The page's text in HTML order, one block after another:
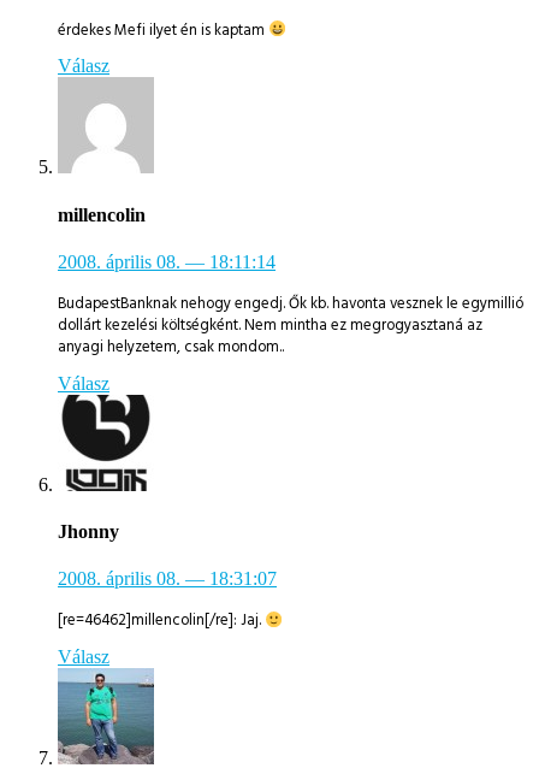
érdekes Mefi ilyet én is kaptam
Válasz
millencolin
2008. április 08. — 18:11:14
BudapestBanknak nehogy engedj. Ők kb. havonta vesznek le egymillió
dollárt kezelési költségként. Nem mintha ez megrogyasztaná az
anyagi helyzetem, csak mondom..
Válasz
Jhonny
2008. április 08. — 18:31:07
[re=46462]millencolin[/re]: Jaj.
Válasz